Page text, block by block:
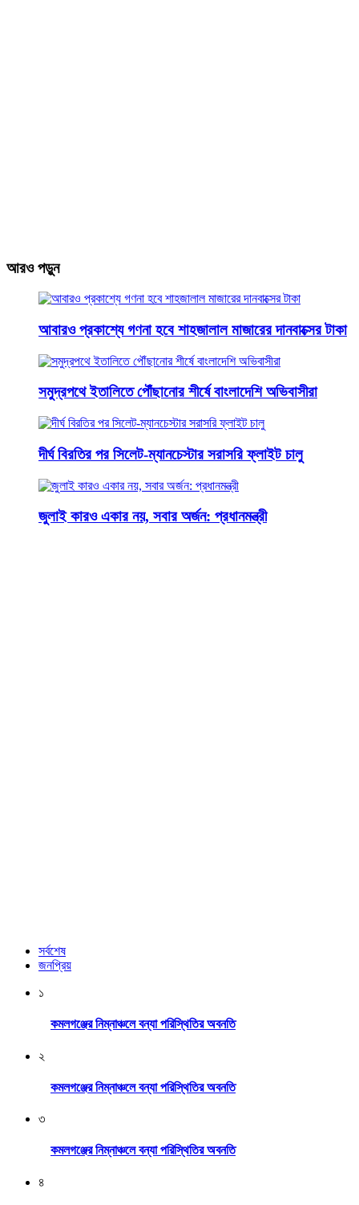
আরও পড়ুন
আবারও প্রকাশ্যে গণনা হবে শাহজালাল মাজারের দানবাক্সের টাকা
সমুদ্রপথে ইতালিতে পৌঁছানোর শীর্ষে বাংলাদেশি অভিবাসীরা
দীর্ঘ বিরতির পর সিলেট-ম্যানচেস্টার সরাসরি ফ্লাইট চালু
জুলাই কারও একার নয়, সবার অর্জন: প্রধানমন্ত্রী
সর্বশেষ
জনপ্রিয়
১
কমলগঞ্জের নিম্নাঞ্চলে বন্যা পরিস্থিতির অবনতি
২
কমলগঞ্জের নিম্নাঞ্চলে বন্যা পরিস্থিতির অবনতি
৩
কমলগঞ্জের নিম্নাঞ্চলে বন্যা পরিস্থিতির অবনতি
৪